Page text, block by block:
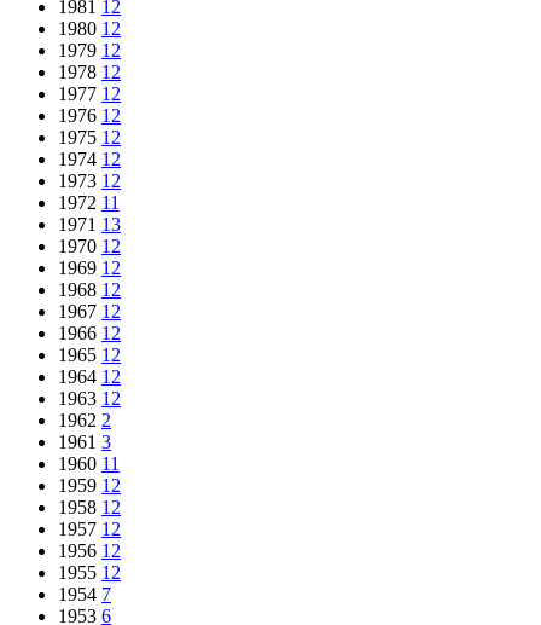
1981 12
1980 12
1979 12
1978 12
1977 12
1976 12
1975 12
1974 12
1973 12
1972 11
1971 13
1970 12
1969 12
1968 12
1967 12
1966 12
1965 12
1964 12
1963 12
1962 2
1961 3
1960 11
1959 12
1958 12
1957 12
1956 12
1955 12
1954 7
1953 6